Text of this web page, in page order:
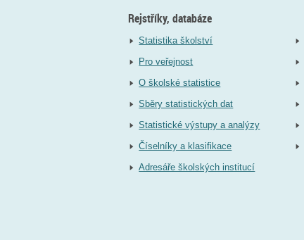
Rejstříky, databáze
Statistika školství
Pro veřejnost
O školské statistice
Sběry statistických dat
Statistické výstupy a analýzy
Číselníky a klasifikace
Adresáře školských institucí